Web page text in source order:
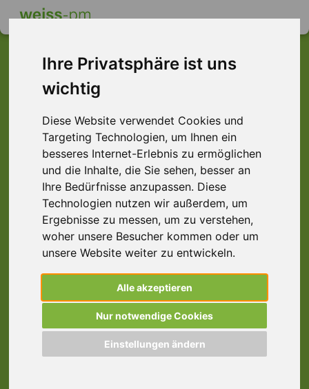
Ihre Privatsphäre ist uns
wichtig
Diese Website verwendet Cookies und
Targeting Technologien, um Ihnen ein
besseres Internet-Erlebnis zu ermöglichen
und die Inhalte, die Sie sehen, besser an
Ihre Bedürfnisse anzupassen. Diese
Technologien nutzen wir außerdem, um
Ergebnisse zu messen, um zu verstehen,
woher unsere Besucher kommen oder um
unsere Website weiter zu entwickeln.
Alle akzeptieren
Nur notwendige Cookies
Einstellungen ändern
Dieser Job ist leider
nicht mehr verfügbar ...
... aber vielleicht ist hier etwas dabei:
Mitarbeiter (m/w/d) Arbeitsvorbereitung,
Rahlstedt
22143 Hamburg